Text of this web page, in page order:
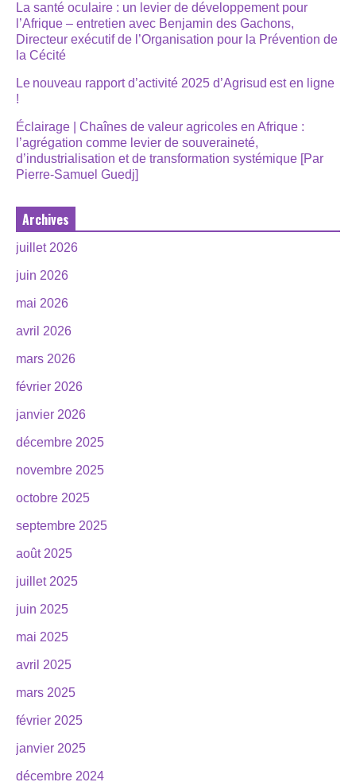
La santé oculaire : un levier de développement pour
l’Afrique – entretien avec Benjamin des Gachons,
Directeur exécutif de l’Organisation pour la Prévention de
la Cécité
Le nouveau rapport d’activité 2025 d’Agrisud est en ligne
!
Éclairage | Chaînes de valeur agricoles en Afrique :
l’agrégation comme levier de souveraineté,
d’industrialisation et de transformation systémique [Par
Pierre-Samuel Guedj]
Archives
juillet 2026
juin 2026
mai 2026
avril 2026
mars 2026
février 2026
janvier 2026
décembre 2025
novembre 2025
octobre 2025
septembre 2025
août 2025
juillet 2025
juin 2025
mai 2025
avril 2025
mars 2025
février 2025
janvier 2025
décembre 2024